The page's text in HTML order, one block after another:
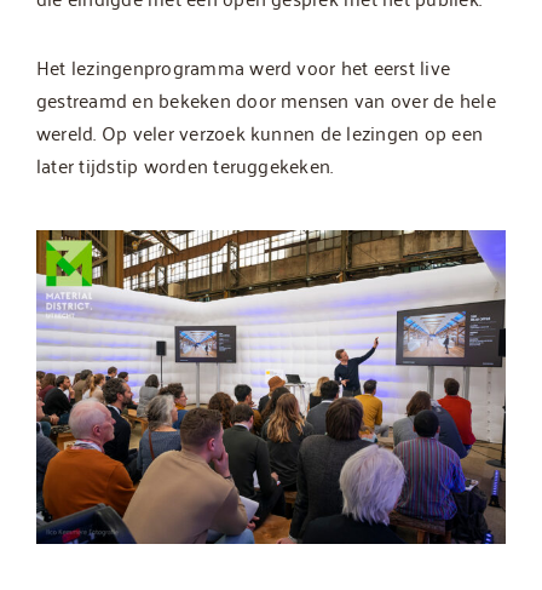
Het lezingenprogramma werd voor het eerst live
gestreamd en bekeken door mensen van over de hele
wereld. Op veler verzoek kunnen de lezingen op een
later tijdstip worden teruggekeken.